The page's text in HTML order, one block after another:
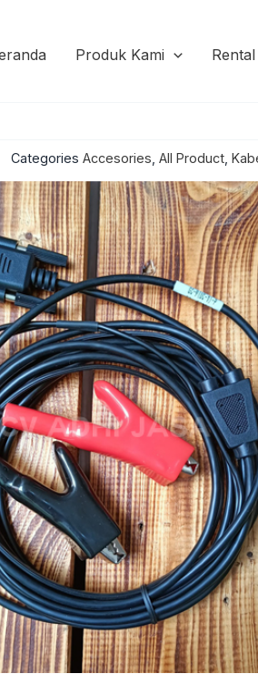
Produk Kami Rental
Categories Accesories All Product